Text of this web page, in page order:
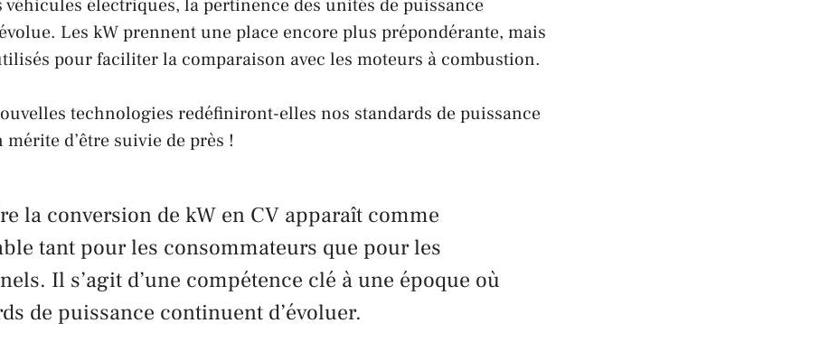
véhicules électriques, la pertinence des unités de puissance
Les kW prennent une place encore plus prépondérante, mais
pour faciliter la comparaison avec les moteurs à combustion.
technologies redéfiniront-elles nos standards de puissance
mérite d’être suivie de près !
la conversion de kW en CV apparaît comme
tant pour les consommateurs que pour les
Il s’agit d’une compétence clé à une époque où
de puissance continuent d’évoluer.